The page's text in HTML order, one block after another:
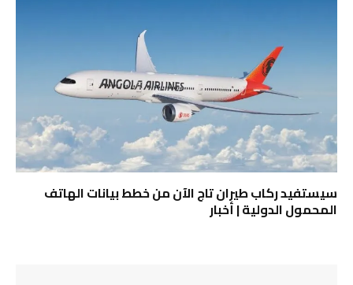
سيستفيد ركاب طيران تاج الآن من خطط بيانات الهاتف
المحمول الدولية | أخبار